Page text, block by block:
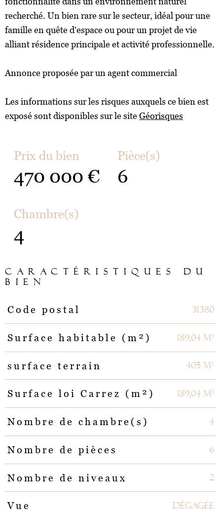
recherché. Un bien rare sur le secteur, idéal pour une
famille en quête d'espace ou pour un projet de vie
alliant résidence principale et activité professionnelle.
Annonce proposée par un agent commercial
Les informations sur les risques auxquels ce bien est
exposé sont disponibles sur le siteGéorisques
Prix du bien
470 000 €
Pièce(s)
6
Chambre(s)
4
CARACTÉRISTIQUES DU
BIEN
Caractéristiques Valeurs
Code postal 31380
Surface habitable (m²) 189,04 m²
surface terrain 405 m²
Surface loi Carrez (m²) 189,04 m²
Nombre de chambre(s) 4
Nombre de pièces 6
Nombre de niveaux 2
Vue Dégagée